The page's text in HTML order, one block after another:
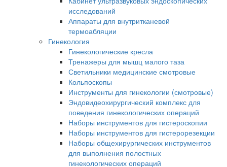
исследований
Аппараты для внутритканевой
термоабляции
Гинекология
Гинекологические кресла
Тренажеры для мышц малого таза
Светильники медицинские смотровые
Кольпоскопы
Инструменты для гинекологии (смотровые)
Эндовидеохирургический комплекс для
поведения гинекологических операций
Наборы инструментов для гистероскопии
Наборы инструментов для гистерорезекции
Наборы общехирургических инструментов
для выполнения полостных
гинекологических операций